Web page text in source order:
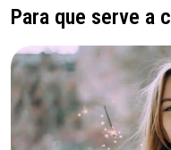
Para que serve a